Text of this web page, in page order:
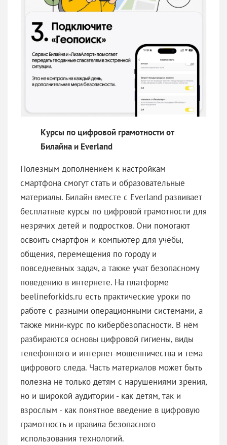
Курсы по цифровой грамотности от
Билайна и Everland
Полезным дополнением к настройкам
смартфона смогут стать и образовательные
материалы. Билайн вместе с Everland развивает
бесплатные курсы по цифровой грамотности для
незрячих детей и подростков. Они помогают
освоить смартфон и компьютер для учёбы,
общения, перемещения по городу и
повседневных задач, а также учат безопасному
поведению в интернете. На платформе
beelineforkids.ru есть практические уроки по
работе с разными операционными системами, а
также мини-курс по кибербезопасности. В нём
разбираются основы цифровой гигиены, виды
телефонного и интернет-мошенничества и тема
цифрового следа. Часть материалов может быть
полезна не только детям с нарушениями зрения,
но и широкой аудитории - как детям, так и
взрослым - как понятное введение в цифровую
грамотность и правила безопасного
использования технологий.